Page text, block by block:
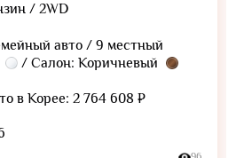
/ 2WD
авто / 9 местный
/ Салон: Коричневый
в Корее: 2 764 608 ₽